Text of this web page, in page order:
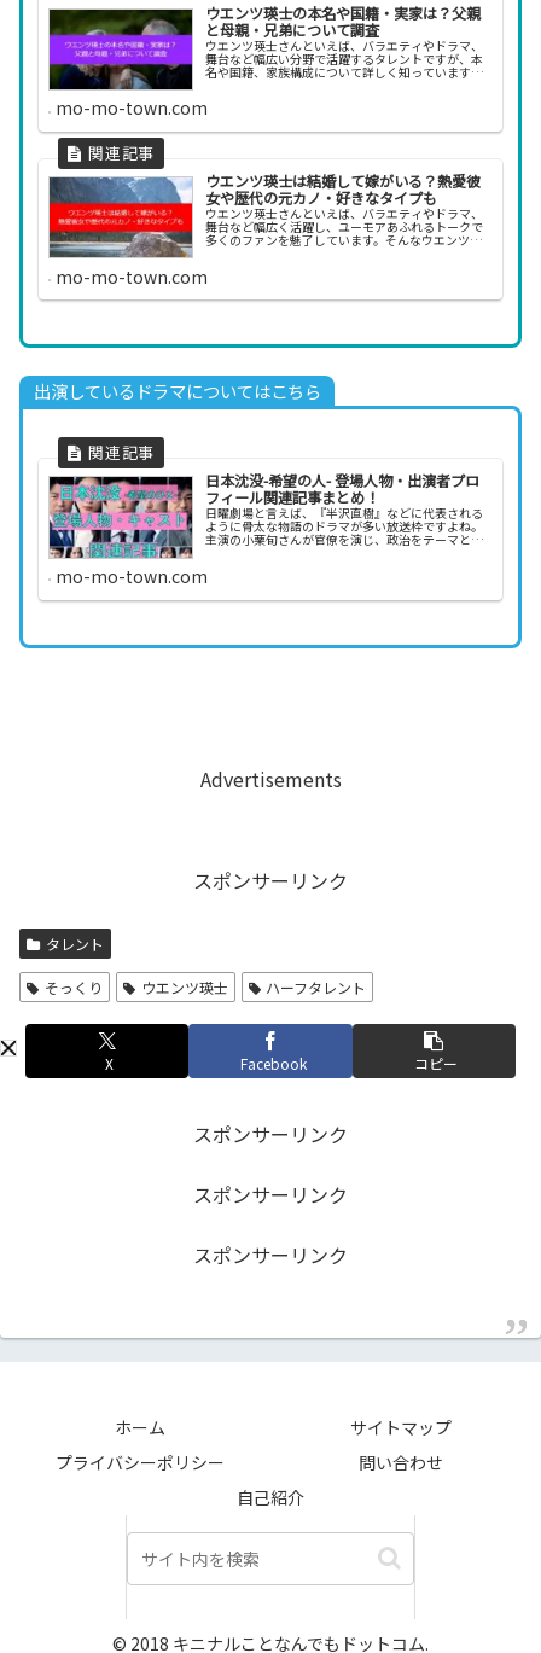
ウエンツ瑛士の本名や国籍・実家は？父親
と母親・兄弟について調査
ウエンツ瑛士さんといえば、バラエティやドラマ、
舞台など幅広い分野で活躍するタレントですが、本
名や国籍、家族構成について詳しく知っています
ではないでしょ...
mo-mo-town.com
ウエンツ瑛士は結婚して嫁がいる？熱愛彼
女や歴代の元カノ・好きなタイプも
ウエンツ瑛士さんといえば、バラエティやドラマ、
舞台など幅広く活躍し、ユーモアあふれるトークで
多くのファンを魅了しています。そんなウエンツさ
ょうか。長...
mo-mo-town.com
出演しているドラマについてはこちら
日本沈没-希望の人- 登場人物・出演者プロ
フィール関連記事まとめ！
日曜劇場と言えば、『半沢直樹』などに代表される
ように骨太な物語のドラマが多い放送枠ですよね。
主演の小栗旬さんが官僚を演じ、政治をテーマとし
んな『...
mo-mo-town.com
Advertisements
スポンサーリンク
タレント
そっくり ウエンツ瑛士 ハーフタレント
X Facebook コピー
スポンサーリンク
スポンサーリンク
スポンサーリンク
ホーム
サイトマップ
プライバシーポリシー
問い合わせ
自己紹介
© 2018 キニナルことなんでもドットコム.